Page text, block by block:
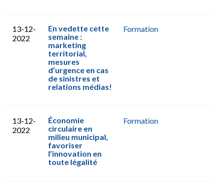
13-12-
2022
En vedette cette
semaine :
marketing
territorial,
mesures
d’urgence en cas
de sinistres et
relations médias!
Formation
13-12-
2022
Économie
circulaire en
milieu municipal,
favoriser
l’innovation en
toute légalité
Formation